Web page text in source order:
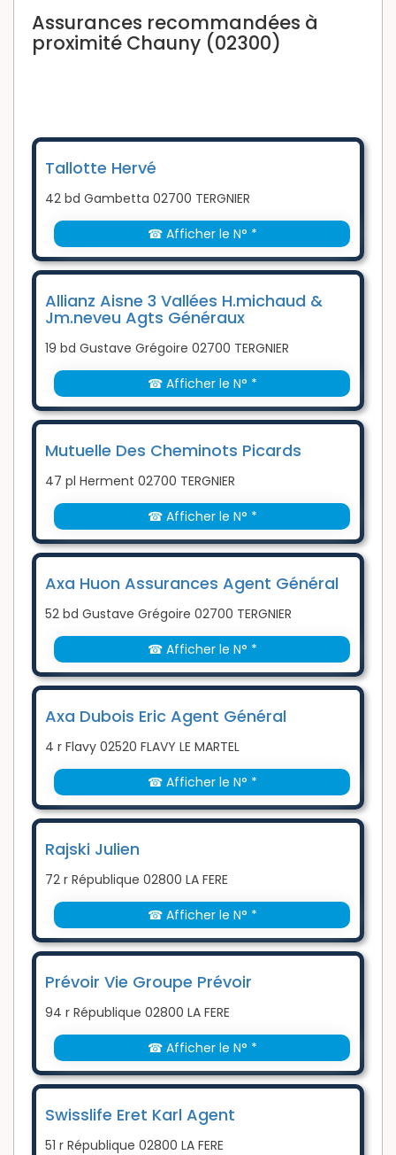
Assurances recommandées à
proximité Chauny (02300)
Tallotte Hervé
42 bd Gambetta 02700 TERGNIER
☎ Afficher le N° *
Allianz Aisne 3 Vallées H.michaud &
Jm.neveu Agts Généraux
19 bd Gustave Grégoire 02700 TERGNIER
☎ Afficher le N° *
Mutuelle Des Cheminots Picards
47 pl Herment 02700 TERGNIER
☎ Afficher le N° *
Axa Huon Assurances Agent Général
52 bd Gustave Grégoire 02700 TERGNIER
☎ Afficher le N° *
Axa Dubois Eric Agent Général
4 r Flavy 02520 FLAVY LE MARTEL
☎ Afficher le N° *
Rajski Julien
72 r République 02800 LA FERE
☎ Afficher le N° *
Prévoir Vie Groupe Prévoir
94 r République 02800 LA FERE
☎ Afficher le N° *
Swisslife Eret Karl Agent
51 r République 02800 LA FERE